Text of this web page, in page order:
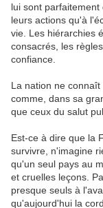
lui sont
leurs actions qu'à
vie. Les hiérarchies
consacrés, les
confiance.
La nation ne
comme, dans sa
que ceux du salut
Est-ce à dire que la
survivre, n'imagine
qu'un seul pays au
et cruelles leçons.
presque seuls à
qu'aujourd'hui la